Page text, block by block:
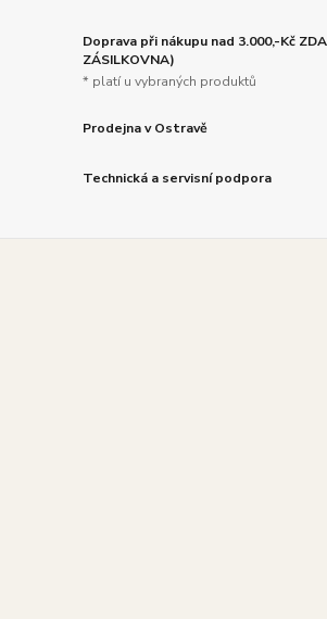
Doprava při nákupu nad 3.000,-Kč
ZÁSILKOVNA)
* platí u vybraných produktů
Prodejna v Ostravě
Technická a servisní podpora